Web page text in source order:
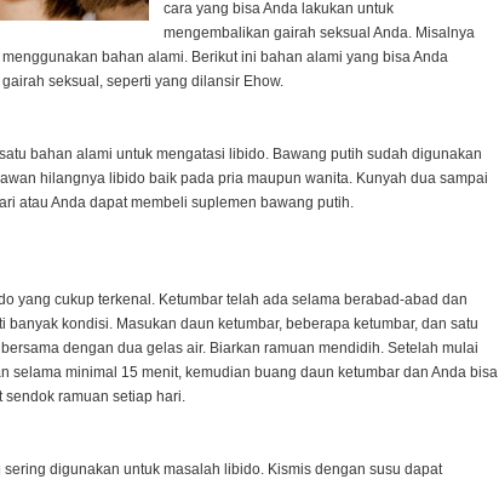
cara yang bisa Anda lakukan untuk
mengembalikan gairah seksual Anda. Misalnya
bahan alami. Berikut ini bahan alami yang bisa Anda
seksual, seperti yang dilansir Ehow.
bahan alami untuk mengatasi libido. Bawang putih sudah digunakan
hilangnya libido baik pada pria maupun wanita. Kunyah dua sampai
atau Anda dapat membeli suplemen bawang putih.
yang cukup terkenal. Ketumbar telah ada selama berabad-abad dan
kondisi. Masukan daun ketumbar, beberapa ketumbar, dan satu
dengan dua gelas air. Biarkan ramuan mendidih. Setelah mulai
selama minimal 15 menit, kemudian buang daun ketumbar dan Anda bisa
ramuan setiap hari.
digunakan untuk masalah libido. Kismis dengan susu dapat